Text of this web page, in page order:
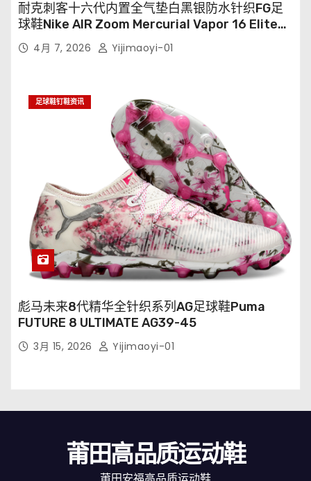
耐克刺客十六代内置全气垫白黑银防水针织FG足
球鞋Nike AIR Zoom Mercurial Vapor 16 Elite
XXV FG35-45
4月 7, 2026 Yijimaoyi-01
足球鞋钉鞋资讯
彪马未来8代精华全针织系列AG足球鞋Puma
FUTURE 8 ULTIMATE AG39-45
3月 15, 2026 Yijimaoyi-01
莆田高品质运动鞋